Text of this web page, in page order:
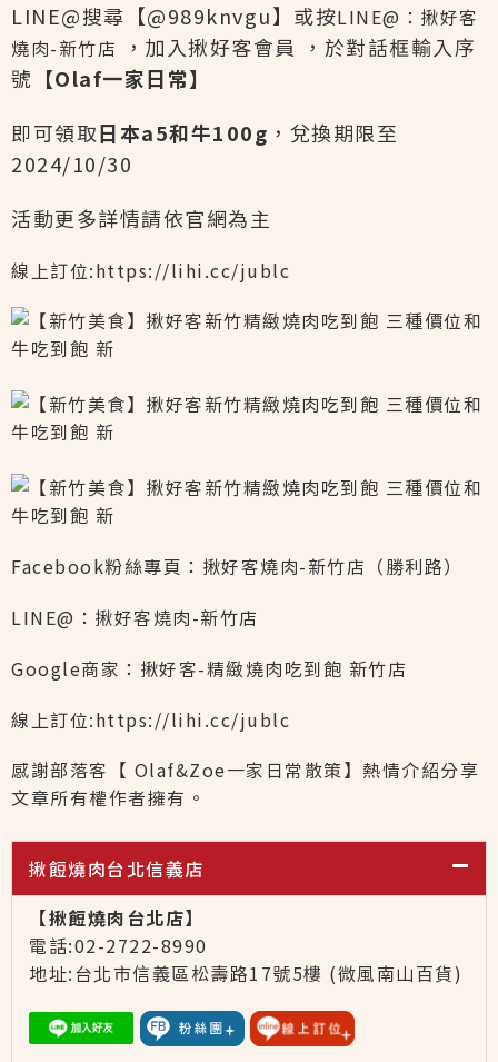
LINE@搜尋【@989knvgu】或按LINE@： 揪好客
燒肉-新竹店
，加入揪好客會員 ，於對話框輸入序
號 【Olaf一家日常】
即可領取日本a5和牛100g ，兌換期限至
2024/10/30
活動更多詳情請依官網為主
線上訂位:https://lihi.cc/jublc
Facebook粉絲專頁： 揪好客燒肉-新竹店（勝利路）
LINE@： 揪好客燒肉-新竹店
Google商家： 揪好客-精緻燒肉吃到飽 新竹店
線上訂位:https://lihi.cc/jublc
感謝部落客【 Olaf&Zoe一家日常散策】熱情介紹分享
文章所有權作者擁有。
揪餖燒肉台北信義店
【揪餖燒肉台北店】
電話:02-2722-8990
地址:台北市信義區松壽路17號5樓 (微風南山百貨)